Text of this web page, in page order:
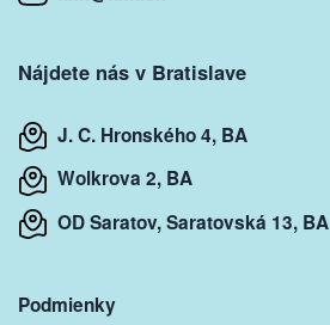
Nájdete nás v Bratislave
J. C. Hronského 4, BA
Wolkrova 2, BA
OD Saratov, Saratovská 13, BA
Podmienky